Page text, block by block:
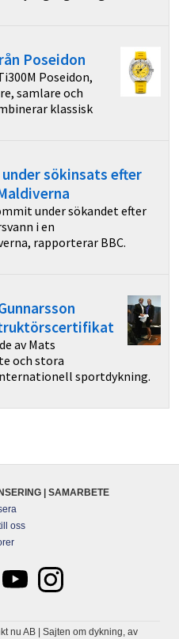
Poseidon
Poseidon,
samlare och
klassisk
sökinsats efter
under sökandet efter
i en
rapporterar BBC.
av Mats
och stora
sportdykning.
| SAMARBETE
oss
nu AB | Sajten om dykning, av